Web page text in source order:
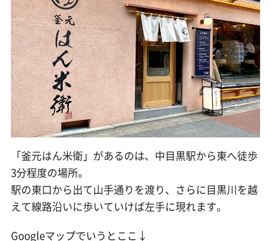
「釜元はん米衛」があるのは、中目黒駅から東へ徒歩
3分程度の場所。
駅の東口から出て山手通りを渡り、さらに目黒川を越
えて線路沿いに歩いていけば左手に現れます。
Googleマップでいうとここ↓